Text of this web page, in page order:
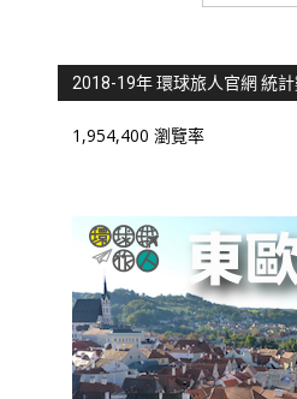
2018-19年 環球旅人官網 統
1,954,400 瀏覽率